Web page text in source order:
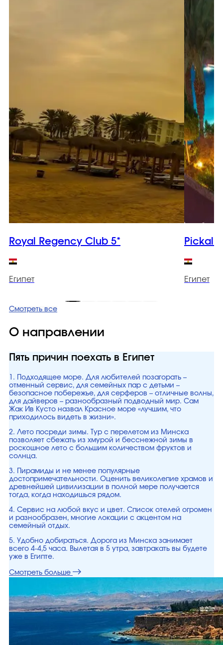
Royal Regency Club 5*
Египет Египет
Смотреть все
О направлении
Пять причин поехать в Египет
1. Подходящее море. Для любителей позагорать –
отменный сервис, для семейных пар с детьми –
безопасное побережье, для серферов – отличные волны,
для дайверов – разнообразный подводный мир. Сам
Жак Ив Кусто назвал Красное море «лучшим, что
приходилось видеть в жизни».
2. Лето посреди зимы. Тур с перелетом из Минска
позволяет сбежать из хмурой и бесснежной зимы в
роскошное лето с большим количеством фруктов и
солнца.
3. Пирамиды и не менее популярные
достопримечательности. Оценить великолепие храмов и
древнейшей цивилизации в полной мере получается
тогда, когда находишься рядом.
4. Сервис на любой вкус и цвет. Список отелей огромен
и разнообразен, многие локации с акцентом на
семейный отдых.
5. Удобно добираться. Дорога из Минска занимает
всего 4-4,5 часа. Вылетая в 5 утра, завтракать вы будете
уже в Египте.
Смотреть больше